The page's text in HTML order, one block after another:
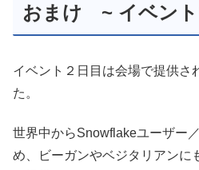
おまけ ~ イベン
イベント２日目は会場で提供さ
た。
世界中からSnowflakeユーザー
め、ビーガンやベジタリアンに